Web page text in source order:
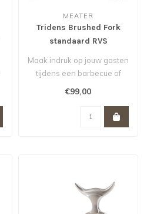
MEATER
Tridens Brushed Fork
standaard RVS
Maak indruk op jouw gasten
tijdens een barbecue of
etentje met deze Tridens
€99,00